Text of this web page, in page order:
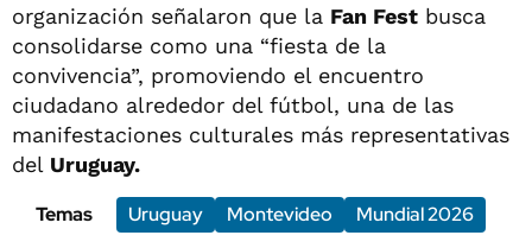
organización señalaron que la Fan Fest busca
consolidarse como una “fiesta de la
convivencia”, promoviendo el encuentro
ciudadano alrededor del fútbol, una de las
manifestaciones culturales más representativas
del Uruguay.
Temas
Uruguay Montevideo Mundial 2026